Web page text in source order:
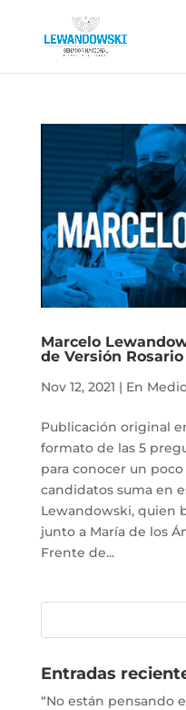
Marcelo
de Versión Rosario
Nov 12, 2021 | En
Publicación original
formato de las 5
para conocer un
candidatos suma en
Lewandowski, quien
junto a María de los
Frente de...
Entradas
“No están pensando